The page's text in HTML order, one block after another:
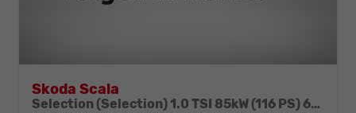
Skoda Scala
Selection (Selection) 1.0 TSI 85kW (116 PS) 6-Gang Schaltgetriebe